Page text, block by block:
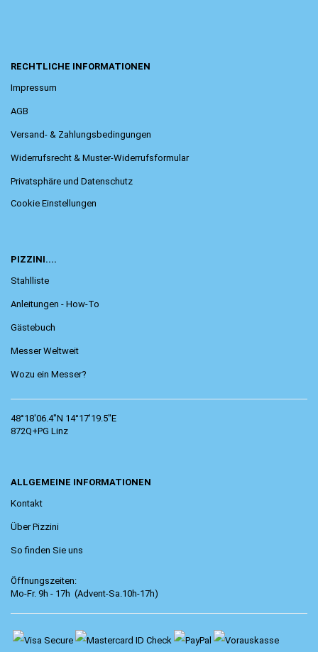
RECHTLICHE INFORMATIONEN
Impressum
AGB
Versand- & Zahlungsbedingungen
Widerrufsrecht & Muster-Widerrufsformular
Privatsphäre und Datenschutz
Cookie Einstellungen
PIZZINI....
Stahlliste
Anleitungen - How-To
Gästebuch
Messer Weltweit
Wozu ein Messer?
48°18'06.4"N 14°17'19.5"E
872Q+PG Linz
ALLGEMEINE INFORMATIONEN
Kontakt
Über Pizzini
So finden Sie uns
Öffnungszeiten:
Mo-Fr. 9h - 17h (Advent-Sa.10h-17h)